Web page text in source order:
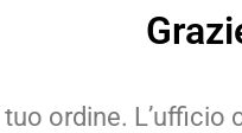
ordine.